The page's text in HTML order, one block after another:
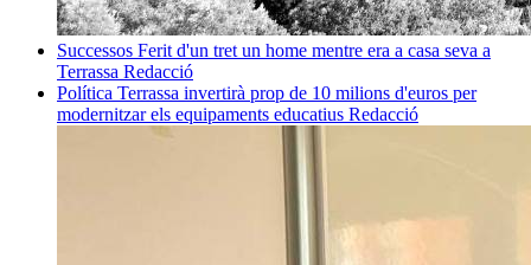
Successos Ferit d'un tret un home mentre era a casa seva a
Terrassa Redacció
Política Terrassa invertirà prop de 10 milions d'euros per
modernitzar els equipaments educatius Redacció